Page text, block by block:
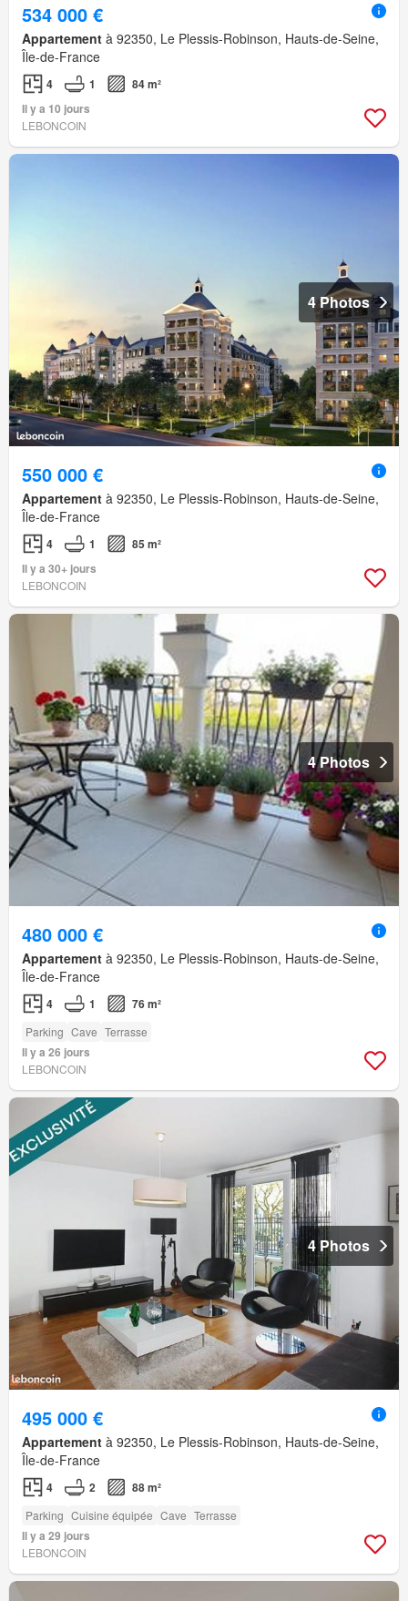
534 000 €
Appartement à 92350, Le Plessis-Robinson, Hauts-de-Seine,
Île-de-France
4 1
84 m²
Il y a 10 jours
LEBONCOIN
4 Photos
550 000 €
Appartement à 92350, Le Plessis-Robinson, Hauts-de-Seine,
Île-de-France
4 1
85 m²
Il y a 30+ jours
LEBONCOIN
4 Photos
480 000 €
Appartement à 92350, Le Plessis-Robinson, Hauts-de-Seine,
Île-de-France
4 1 76 m²
Parking Cave Terrasse
Il y a 26 jours
LEBONCOIN
4 Photos
495 000 €
Appartement à 92350, Le Plessis-Robinson, Hauts-de-Seine,
Île-de-France
4 2 88 m²
Parking Cuisine équipée Cave Terrasse
Il y a 29 jours
LEBONCOIN